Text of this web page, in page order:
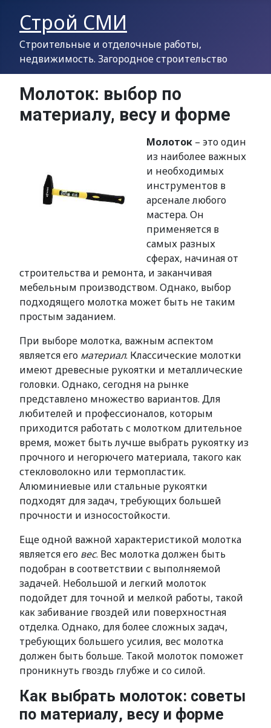
Строй СМИ
Строительные и отделочные работы,
недвижимость. Загородное строительство
Молоток: выбор по
материалу, весу и форме
Молоток – это один
из наиболее важных
и необходимых
инструментов в
арсенале любого
мастера. Он
применяется в
самых разных
сферах, начиная от
строительства и ремонта, и заканчивая
мебельным производством. Однако, выбор
подходящего молотка может быть не таким
простым заданием.
При выборе молотка, важным аспектом
является его материал. Классические молотки
имеют древесные рукоятки и металлические
головки. Однако, сегодня на рынке
представлено множество вариантов. Для
любителей и профессионалов, которым
приходится работать с молотком длительное
время, может быть лучше выбрать рукоятку из
прочного и негорючего материала, такого как
стекловолокно или термопластик.
Алюминиевые или стальные рукоятки
подходят для задач, требующих большей
прочности и износостойкости.
Еще одной важной характеристикой молотка
является его вес. Вес молотка должен быть
подобран в соответствии с выполняемой
задачей. Небольшой и легкий молоток
подойдет для точной и мелкой работы, такой
как забивание гвоздей или поверхностная
отделка. Однако, для более сложных задач,
требующих большего усилия, вес молотка
должен быть больше. Такой молоток поможет
проникнуть гвоздь глубже и со силой.
Как выбрать молоток: советы
по материалу, весу и форме